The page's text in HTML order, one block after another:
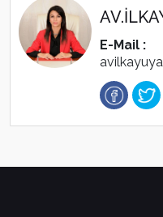
E-Mail :